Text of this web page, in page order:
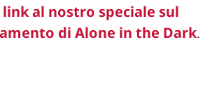
al nostro speciale sul
di Alone in the Dark.